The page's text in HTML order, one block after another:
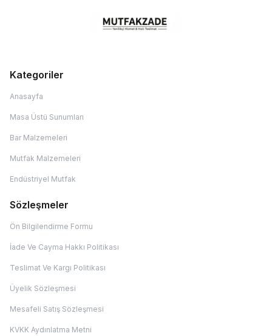
Kategoriler
Anasayfa
Masa Üstü Sunumları
Bar Malzemeleri
Mutfak Malzemeleri
Endüstriyel Mutfak
Sözleşmeler
Ön Bilgilendirme Formu
İade Ve Cayma Hakkı Politikası
Teslimat Ve Kargı Politikası
Üyelik Sözleşmesi
Mesafeli Satış Sözleşmesi
KVKK Aydınlatma Metni